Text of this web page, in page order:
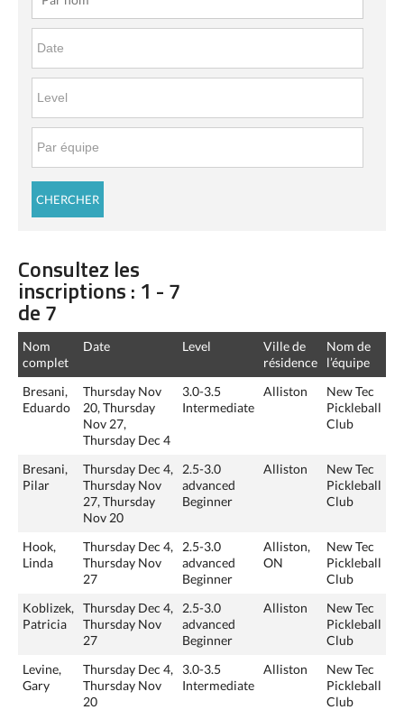
Consultez les
inscriptions : 1 - 7
de 7
Nom
complet
Date Level
Ville de
résidence
Nom de
l’équipe
Bresani,
Eduardo
Thursday Nov
20, Thursday
Nov 27,
Thursday Dec 4
3.0-3.5
Intermediate
Alliston
New Tec
Pickleball
Club
Bresani,
Pilar
Thursday Dec 4,
Thursday Nov
27, Thursday
Nov 20
2.5-3.0
advanced
Beginner
Alliston
New Tec
Pickleball
Club
Hook,
Linda
Thursday Dec 4,
Thursday Nov
27
2.5-3.0
advanced
Beginner
Alliston,
ON
New Tec
Pickleball
Club
Koblizek,
Patricia
Thursday Dec 4,
Thursday Nov
27
2.5-3.0
advanced
Beginner
Alliston
New Tec
Pickleball
Club
Levine,
Gary
Thursday Dec 4,
Thursday Nov
20
3.0-3.5
Intermediate
Alliston
New Tec
Pickleball
Club